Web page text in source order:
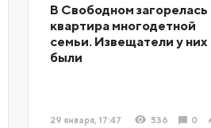
В Свободном загорелась
квартира многодетной
семьи. Извещатели у них
были
29 января, 17:47 536 0